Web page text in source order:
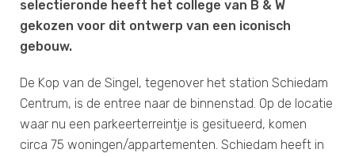
selectieronde heeft het college van B & W
gekozen voor dit ontwerp van een iconisch
gebouw.
De Kop van de Singel, tegenover het station Schiedam
Centrum, is de entree naar de binnenstad. Op de locatie
waar nu een parkeerterreintje is gesitueerd, komen
circa 75 woningen/appartementen. Schiedam heeft in